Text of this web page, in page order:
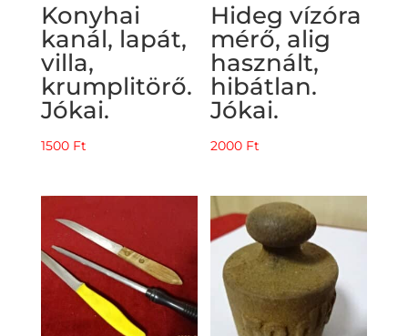
Konyhai
kanál, lapát,
villa,
krumplitörő.
Jókai.
1500 Ft
Hideg vízóra
mérő, alig
használt,
hibátlan.
Jókai.
2000 Ft